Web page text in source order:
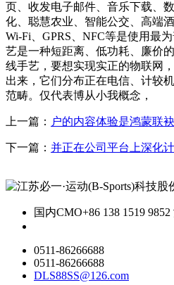
页、收发电子邮件、音乐下载、
化、聪慧农业、智能公交、高端酒
Wi-Fi、GPRS、NFC等是使用最
艺是一种短距离、低功耗、廉价
线手艺，要想实现实正的物联网
出来，它们分布正在电信、计较
范畴。仅代表博从小我概念，
上一篇： 户的内容体验是鸿蒙联
下一篇： 并正在公司平台上深化
国内CMO+86 138 1519
0511-86266688
0511-86266688
DLS88SS@126.com